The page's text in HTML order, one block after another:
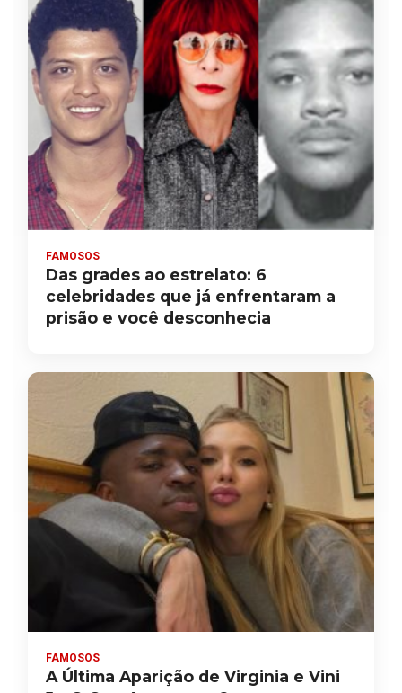
FAMOSOS
Das grades ao estrelato: 6
celebridades que já enfrentaram a
prisão e você desconhecia
FAMOSOS
A Última Aparição de Virginia e Vini